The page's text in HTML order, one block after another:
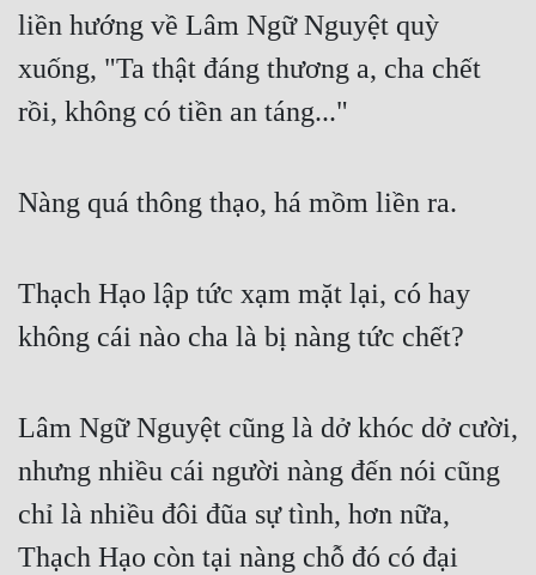
liền hướng về Lâm Ngữ Nguyệt quỳ
xuống, "Ta thật đáng thương a, cha chết
rồi, không có tiền an táng..."
Nàng quá thông thạo, há mồm liền ra.
Thạch Hạo lập tức xạm mặt lại, có hay
không cái nào cha là bị nàng tức chết?
Lâm Ngữ Nguyệt cũng là dở khóc dở cười,
nhưng nhiều cái người nàng đến nói cũng
chỉ là nhiều đôi đũa sự tình, hơn nữa,
Thạch Hạo còn tại nàng chỗ đó có đại